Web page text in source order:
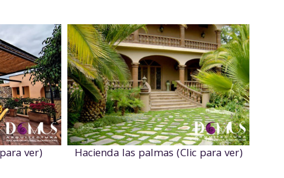
ver) Hacienda las palmas (Clic para ver)